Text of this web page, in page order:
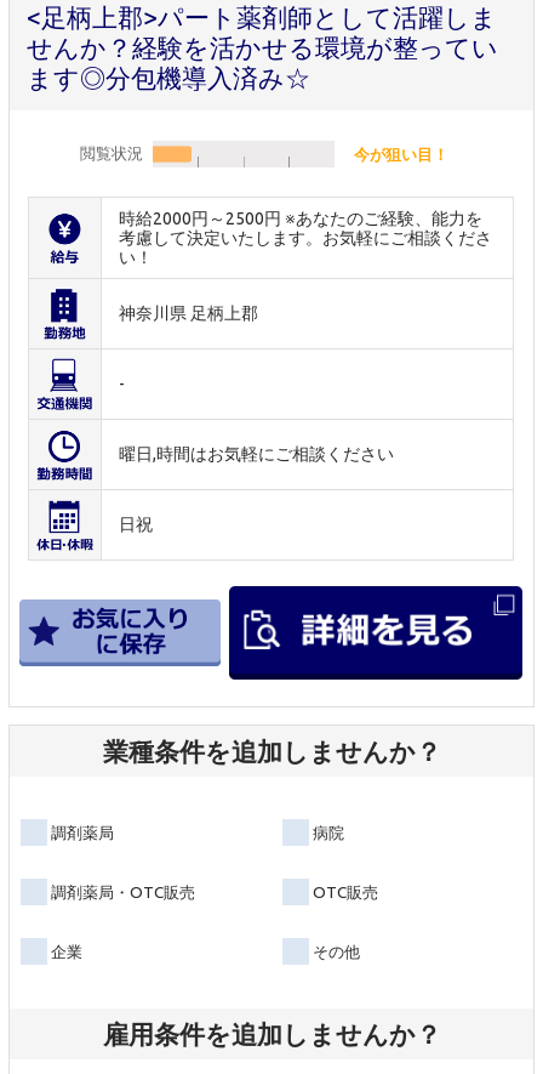
<足柄上郡>パート薬剤師として活躍しま
せんか？経験を活かせる環境が整ってい
ます◎分包機導入済み☆
閲覧状況 今が狙い目！
時給2000円～2500円 ※あなたのご経験、能力を
考慮して決定いたします。お気軽にご相談くださ
い！
神奈川県 足柄上郡
-
曜日,時間はお気軽にご相談ください
日祝
業種条件を追加しませんか？
調剤薬局 病院
調剤薬局・OTC販売 OTC販売
企業 その他
雇用条件を追加しませんか？